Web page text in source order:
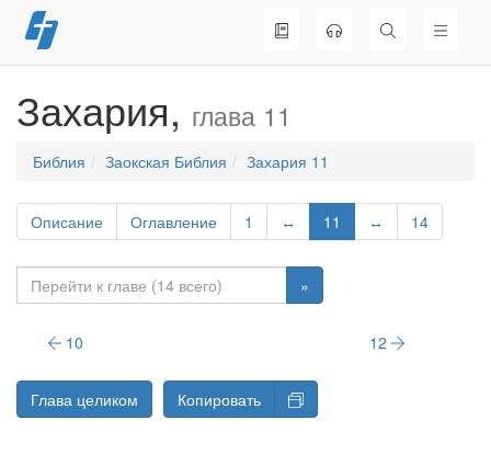
Перейти
к
Захария, глава 11
Библия Заокская Библия Захария 11
Описание Оглавление 1 ↔ 11 ↔ 14
»
10 12
Глава целиком Копировать